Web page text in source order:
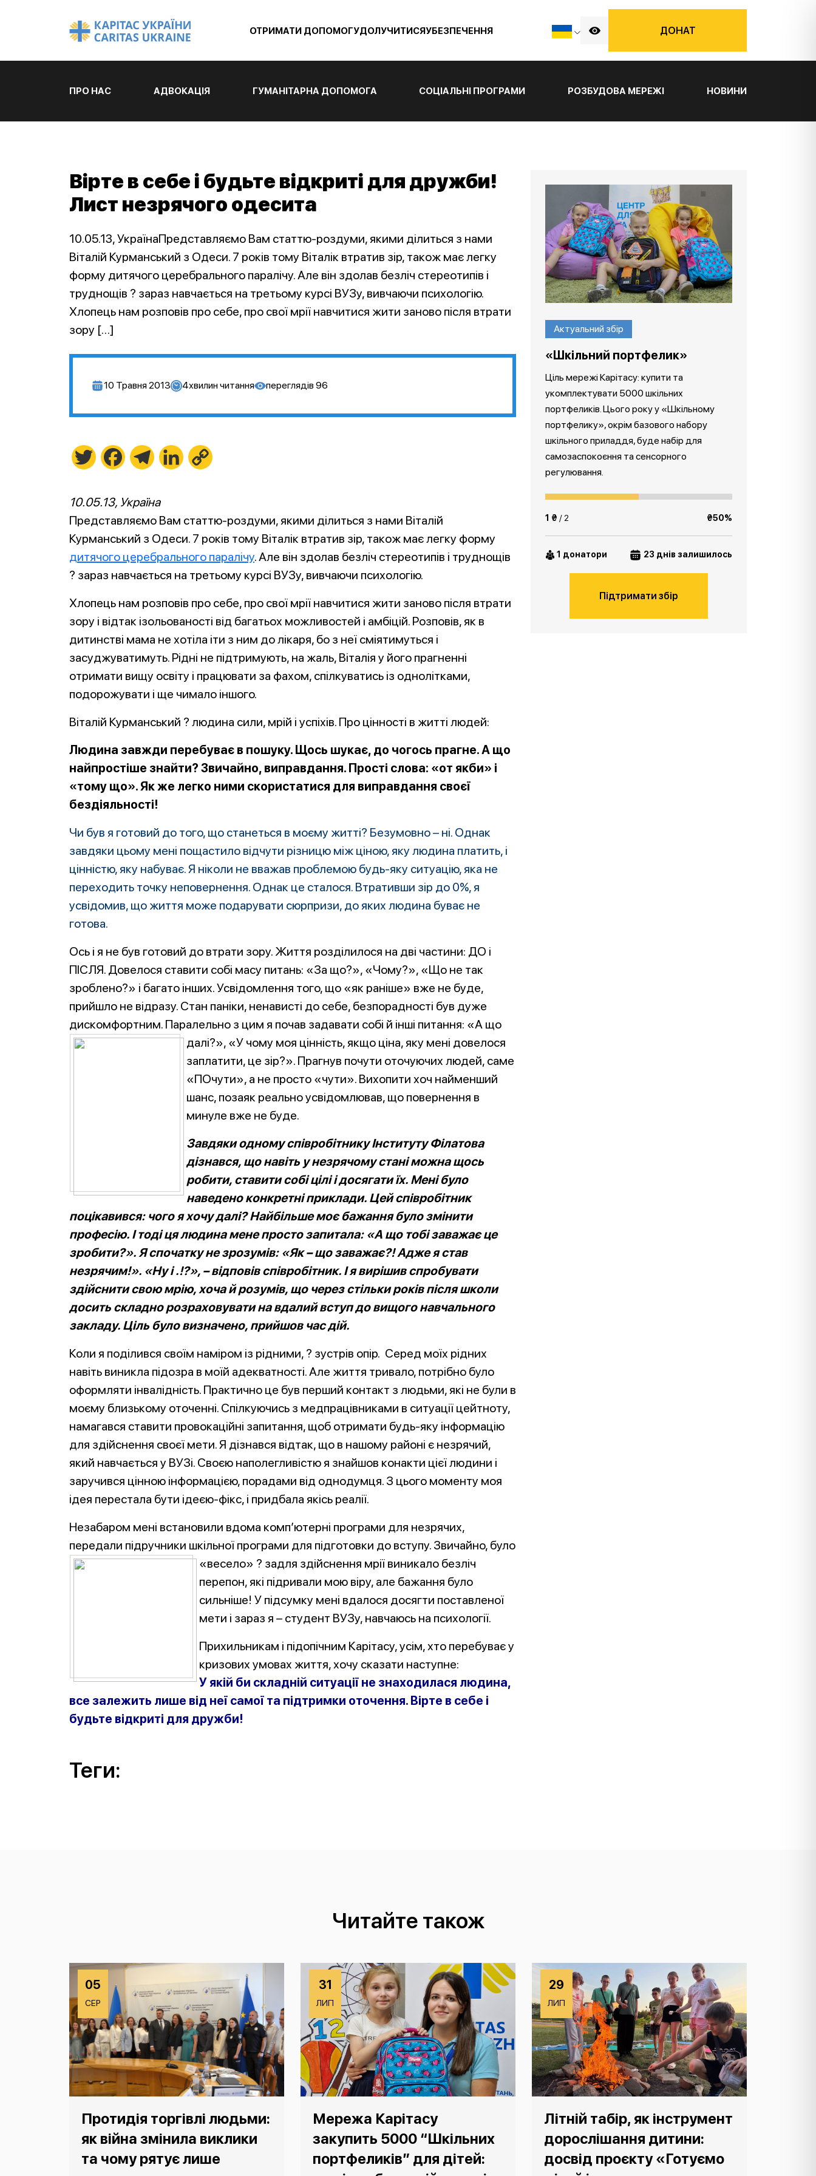
ОТРИМАТИ ДОПОМОГУДОЛУЧИТИСЯУБЕЗПЕЧЕННЯ ДОНАТ
ПРО НАС АДВОКАЦІЯ ГУМАНІТАРНА ДОПОМОГА СОЦІАЛЬНІ ПРОГРАМИ РОЗБУДОВА МЕРЕЖІ НОВИНИ
Вірте в себе і будьте відкриті для дружби!
Лист незрячого одесита
10.05.13, УкраїнаПредставляємо Вам статтю-роздуми, якими ділиться з нами
Віталій Курманський з Одеси. 7 років тому Віталік втратив зір, також має легку
форму дитячого церебрального паралічу. Але він здолав безліч стереотипів і
труднощів ? зараз навчається на третьому курсі ВУЗу, вивчаючи психологію.
Хлопець нам розповів про себе, про свої мрії навчитися жити заново після втрати
зору […]
10 Травня 2013 4хвилин читання переглядів 96
Twitter FacebookTelegramLinkedIn
10.05.13, Україна
Представляємо Вам статтю-роздуми, якими ділиться з нами Віталій
Курманський з Одеси. 7 років тому Віталік втратив зір, також має легку форму
дитячого церебрального паралічу. Але він здолав безліч стереотипів і труднощів
? зараз навчається на третьому курсі ВУЗу, вивчаючи психологію.
Хлопець нам розповів про себе, про свої мрії навчитися жити заново після втрати
зору і відтак ізольованості від багатьох можливостей і амбіцій. Розповів, як в
дитинстві мама не хотіла іти з ним до лікаря, бо з неї сміятимуться і
засуджуватимуть. Рідні не підтримують, на жаль, Віталія у його прагненні
отримати вищу освіту і працювати за фахом, спілкуватись із однолітками,
подорожувати і ще чимало іншого.
Віталій Курманський ? людина сили, мрій і успіхів. Про цінності в житті людей:
Людина завжди перебуває в пошуку. Щось шукає, до чогось прагне. А що
найпростіше знайти? Звичайно, виправдання. Прості слова: «от якби» і
«тому що». Як же легко ними скористатися для виправдання своєї
бездіяльності!
Чи був я готовий до того, що станеться в моєму житті? Безумовно – ні. Однак
завдяки цьому мені пощастило відчути різницю між ціною, яку людина платить, і
цінністю, яку набуває. Я ніколи не вважав проблемою будь-яку ситуацію, яка не
переходить точку неповернення. Однак це сталося. Втративши зір до 0%, я
усвідомив, що життя може подарувати сюрпризи, до яких людина буває не
готова.
Ось і я не був готовий до втрати зору. Життя розділилося на дві частини: ДО і
ПІСЛЯ. Довелося ставити собі масу питань: «За що?», «Чому?», «Що не так
зроблено?» і багато інших. Усвідомлення того, що «як раніше» вже не буде,
прийшло не відразу. Стан паніки, ненависті до себе, безпорадності був дуже
дискомфортним. Паралельно з цим я почав задавати собі й інші питання: «А що
далі?», «У чому моя цінність, якщо ціна, яку мені довелося
заплатити, це зір?». Прагнув почути оточуючих людей, саме
«ПОчути», а не просто «чути». Вихопити хоч найменший
шанс, позаяк реально усвідомлював, що повернення в
минуле вже не буде.
Завдяки одному співробітнику Інституту Філатова
дізнався, що навіть у незрячому стані можна щось
робити, ставити собі цілі і досягати їх. Мені було
наведено конкретні приклади. Цейспівробітник
поцікавився: чого я хочу далі? Найбільше моє бажання було змінити
професію. І тоді ця людина мене просто запитала: «А що тобі заважає це
зробити?». Я спочатку не зрозумів: «Як – що заважає?! Адже я став
незрячим!». «Ну і .!?», – відповівспівробітник. І я вирішив спробувати
здійснити свою мрію, хоча й розумів, що через стільки років після школи
досить складно розраховувати на вдалий вступ до вищого навчального
закладу. Ціль було визначено, прийшов час дій.
Коли я поділився своїм наміром із рідними, ? зустрів опір. Серед моїх рідних
навіть виникла підозра в моїй адекватності. Але життя тривало, потрібно було
оформляти інвалідність. Практично це був перший контакт з людьми, які не були в
моєму близькому оточенні. Спілкуючись з медпрацівниками в ситуації цейтноту,
намагався ставити провокаційні запитання, щоб отримати будь-яку інформацію
для здійснення своєї мети. Я дізнався відтак, що в нашому районі є незрячий,
який навчається у ВУЗі. Своєю наполегливістю я знайшов конакти цієї людини і
заручився цінною інформацією, порадами від однодумця. З цього моменту моя
ідея перестала бути ідеєю-фікс, і придбала якісь реалії.
Незабаром мені встановили вдома комп’ютерні програми для незрячих,
передали підручники шкільної програми для підготовки до вступу. Звичайно, було
«весело» ? задля здійснення мрії виникало безліч
перепон, які підривали мою віру, але бажання було
сильніше! У підсумку мені вдалося досягти поставленої
мети і зараз я – студент ВУЗу, навчаюсь на психології.
Прихильникам і підопічним Карітасу, усім, хто перебуває у
кризових умовах життя, хочу сказати наступне:
У якій би складній ситуації не знаходилася людина,
все залежить лише від неї самої та підтримки оточення. Вірте в себе і
будьте відкриті для дружби!
Теги:
Актуальний збір
«Шкільний портфелик»
Ціль мережі Карітасу: купити та
укомплектувати 5000 шкільних
портфеликів. Цього року у «Шкільному
портфелику», окрім базового набору
шкільного приладдя, буде набір для
самозаспокоєння та сенсорного
регулювання.
1 ₴ / 2 ₴50%
1 донатори 23 днів залишилось
Підтримати збір
Читайте також
05
СЕР
Протидія торгівлі людьми:
як війна змінила виклики
та чому рятує лише
31
ЛИП
Мережа Карітасу
закупить 5000 “Шкільних
портфеликів” для дітей:
29
ЛИП
Літній табір, як інструмент
дорослішання дитини:
досвід проєкту «Готуємо